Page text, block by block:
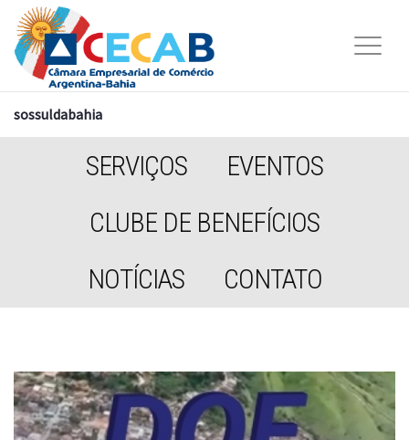
sossuldabahia
SERVIÇOS
EVENTOS
CLUBE DE BENEFÍCIOS
NOTÍCIAS
CONTATO